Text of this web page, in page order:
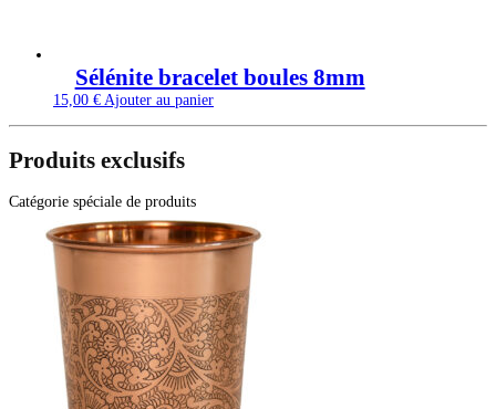
Sélénite bracelet boules 8mm
15,00 € Ajouter au panier
Produits exclusifs
Catégorie spéciale de produits